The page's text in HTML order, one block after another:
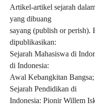
Artikel-artikel sejarah
yang dibuang
sayang (publish or perish).
dipublikasikan:
Sejarah Mahasiswa di
di Indonesia:
Awal Kebangkitan
Sejarah Pendidikan di
Indonesia: Pionir Willem